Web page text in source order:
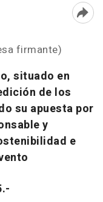
firmante)
situado en
de los
su apuesta por
y
e